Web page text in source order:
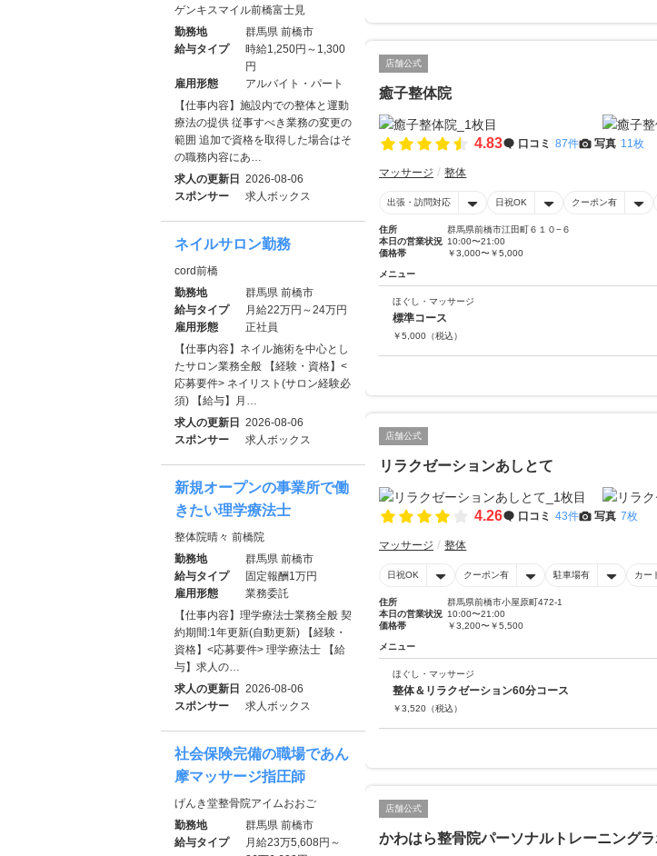
店舗公式
癒子整体院
4.83 口コミ 87件 写真 11枚
マッサージ 整体
出張・訪問対応 日祝OK クーポン有
住所
群馬県前橋市江田町６１０−６
本日の営業状況 10:00〜21:00
価格帯
￥3,000〜￥5,000
メニュー
ほぐし・マッサージ
標準コース
￥5,000 （税込）
店舗公式
リラクゼーションあしとて
4.26 口コミ 43件 写真 7枚
マッサージ 整体
日祝OK クーポン有 駐車場有 カー
住所
群馬県前橋市小屋原町472-1
本日の営業状況 10:00〜21:00
価格帯
￥3,200〜￥5,500
メニュー
ほぐし・マッサージ
整体＆リラクゼーション60分コース
￥3,520 （税込）
店舗公式
かわはら整骨院パーソナルトレーニング
ゲンキスマイル前橋富士見
勤務地
群馬県 前橋市
給与タイプ
時給1,250円～1,300
円
雇用形態
アルバイト・パート
【仕事内容】施設内での整体と運動
療法の提供 従事すべき業務の変更の
範囲 追加で資格を取得した場合はそ
の職務内容にあ…
求人の更新日 2026-08-06
スポンサー
求人ボックス
ネイルサロン勤務
cord前橋
勤務地
群馬県 前橋市
給与タイプ
月給22万円～24万円
雇用形態
正社員
【仕事内容】ネイル施術を中心とし
たサロン業務全般 【経験・資格】<
応募要件> ネイリスト(サロン経験必
須) 【給与】月…
求人の更新日 2026-08-06
スポンサー
求人ボックス
新規オープンの事業所で働
きたい理学療法士
整体院晴々 前橋院
勤務地
群馬県 前橋市
給与タイプ
固定報酬1万円
雇用形態
業務委託
【仕事内容】理学療法士業務全般 契
約期間:1年更新(自動更新) 【経験・
資格】<応募要件> 理学療法士 【給
与】求人の…
求人の更新日 2026-08-06
スポンサー
求人ボックス
社会保険完備の職場であん
摩マッサージ指圧師
げんき堂整骨院アイムおおご
勤務地
群馬県 前橋市
給与タイプ
月給23万5,608円～